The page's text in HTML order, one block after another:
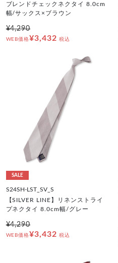
ブレンドチェックネクタイ 8.0cm
幅/サックス×ブラウン
¥4,290
WEB価格¥3,432 税込
SALE
S24SH-LST_SV_S
【SILVER LINE】リネンストライ
プネクタイ 8.0cm幅/グレー
¥4,290
WEB価格¥3,432 税込